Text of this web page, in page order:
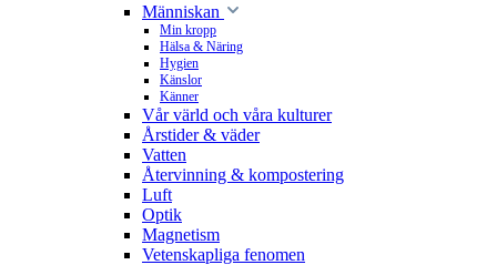
Människan
Min kropp
Hälsa & Näring
Hygien
Känslor
Känner
Vår värld och våra kulturer
Årstider & väder
Vatten
Återvinning & kompostering
Luft
Optik
Magnetism
Vetenskapliga fenomen